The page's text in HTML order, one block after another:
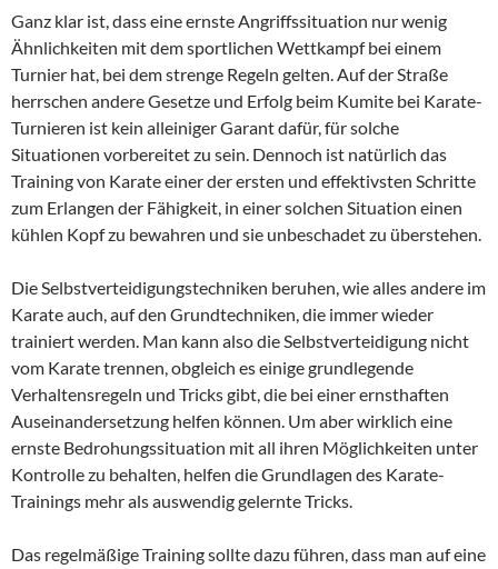
Ganz klar ist, dass eine ernste Angriffssituation nur wenig
Ähnlichkeiten mit dem sportlichen Wettkampf bei einem
Turnier hat, bei dem strenge Regeln gelten. Auf der Straße
herrschen andere Gesetze und Erfolg beim Kumite bei Karate-
Turnieren ist kein alleiniger Garant dafür, für solche
Situationen vorbereitet zu sein. Dennoch ist natürlich das
Training von Karate einer der ersten und effektivsten Schritte
zum Erlangen der Fähigkeit, in einer solchen Situation einen
kühlen Kopf zu bewahren und sie unbeschadet zu überstehen.
Die Selbstverteidigungstechniken beruhen, wie alles andere im
Karate auch, auf den Grundtechniken, die immer wieder
trainiert werden. Man kann also die Selbstverteidigung nicht
vom Karate trennen, obgleich es einige grundlegende
Verhaltensregeln und Tricks gibt, die bei einer ernsthaften
Auseinandersetzung helfen können. Um aber wirklich eine
ernste Bedrohungssituation mit all ihren Möglichkeiten unter
Kontrolle zu behalten, helfen die Grundlagen des Karate-
Trainings mehr als auswendig gelernte Tricks.
Das regelmäßige Training sollte dazu führen, dass man auf eine